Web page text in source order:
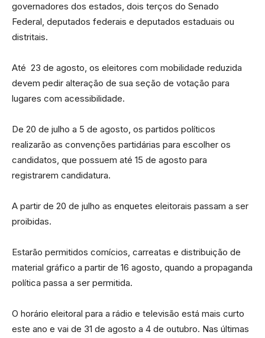
governadores dos estados, dois terços do Senado
Federal, deputados federais e deputados estaduais ou
distritais.
Até 23 de agosto, os eleitores com mobilidade reduzida
devem pedir alteração de sua seção de votação para
lugares com acessibilidade.
De 20 de julho a 5 de agosto, os partidos políticos
realizarão as convenções partidárias para escolher os
candidatos, que possuem até 15 de agosto para
registrarem candidatura.
A partir de 20 de julho as enquetes eleitorais passam a ser
proibidas.
Estarão permitidos comí­cios, carreatas e distribuição de
material gráfico a partir de 16 agosto, quando a propaganda
política passa a ser permitida.
O horário eleitoral para a rádio e televisão está mais curto
este ano e vai de 31 de agosto a 4 de outubro. Nas últimas